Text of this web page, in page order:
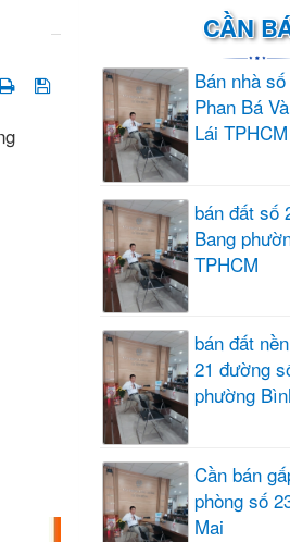
CẦN
Bán nhà
Phan Bá
Lái TPHCM
bán đất số
Bang
TPHCM
bán đất
21 đường
phường
Cần bán
phòng số
Mai